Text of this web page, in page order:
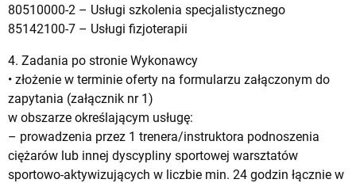
80510000-2 – Usługi szkolenia specjalistycznego
85142100-7 – Usługi fizjoterapii
4. Zadania po stronie Wykonawcy
• złożenie w terminie oferty na formularzu załączonym do
zapytania (załącznik nr 1)
w obszarze określającym usługę:
– prowadzenia przez 1 trenera/instruktora podnoszenia
ciężarów lub innej dyscypliny sportowej warsztatów
sportowo-aktywizujących w liczbie min. 24 godzin łącznie w